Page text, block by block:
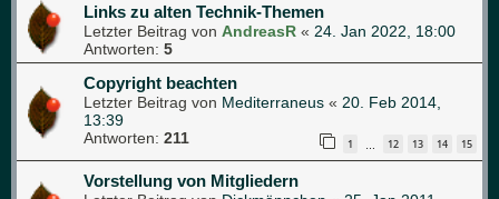
Links zu alten Technik-Themen
Letzter Beitrag von AndreasR « 24. Jan 2022, 18:00
Antworten: 5
Copyright beachten
Letzter Beitrag von Mediterraneus « 20. Feb 2014,
13:39
Antworten: 211 1 12 13 14 15
Vorstellung von Mitgliedern